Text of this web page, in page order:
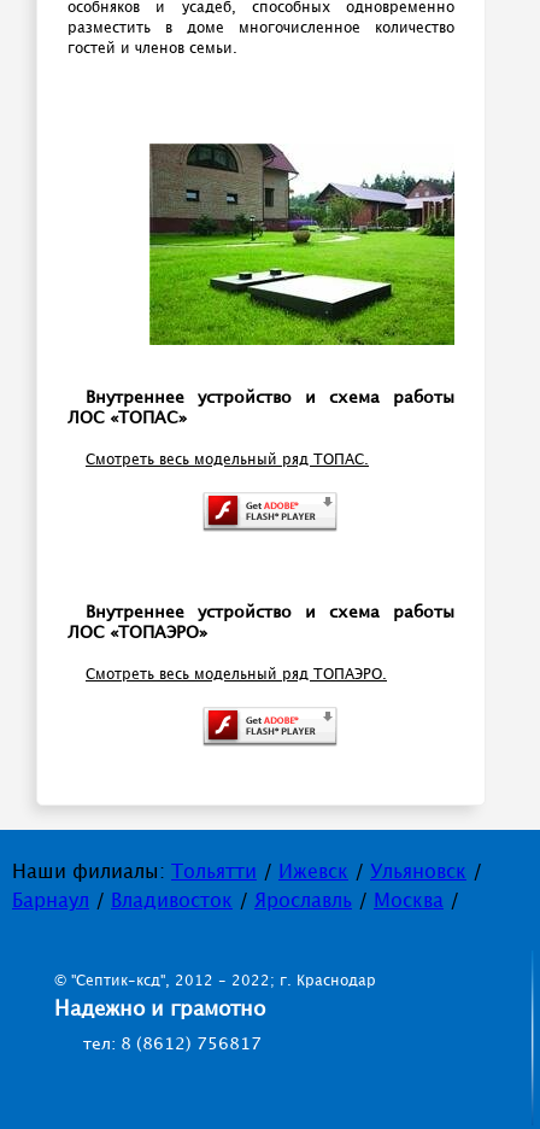
особняков и усадеб, способных одновременно
разместить в доме многочисленное количество
гостей и членов семьи.
Внутреннее устройство и схема работы
ЛОС «ТОПАС»
Смотреть весь модельный ряд ТОПАС.
Внутреннее устройство и схема работы
ЛОС «ТОПАЭРО»
Смотреть весь модельный ряд ТОПАЭРО.
Наши филиалы: Тольятти / Ижевск / Ульяновск /
Барнаул / Владивосток / Ярославль / Москва /
© "Септик-ксд", 2012 - 2022; г. Краснодар
Надежно и грамотно
тел: 8 (8612) 756817